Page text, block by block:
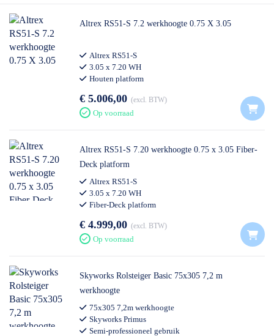
✅Vrijblijvende offerteop maat
✅ Contact:
Altrex RS51-S 7.2 werkhoogte 0.75 X 3.05
Altrex RS51-S
3.05 x 7.20 WH
Houten platform
€ 5.006,00 excl. BTW
Op voorraad
Altrex RS51-S 7.20 werkhoogte 0.75 x 3.05 Fiber-
Deck platform
Altrex RS51-S
3.05 x 7.20 WH
Fiber-Deck platform
€ 4.999,00 excl. BTW
Op voorraad
Skyworks Rolsteiger Basic 75x305 7,2 m
werkhoogte
75x305 7,2m werkhoogte
Skyworks Primus
Semi-professioneel gebruik